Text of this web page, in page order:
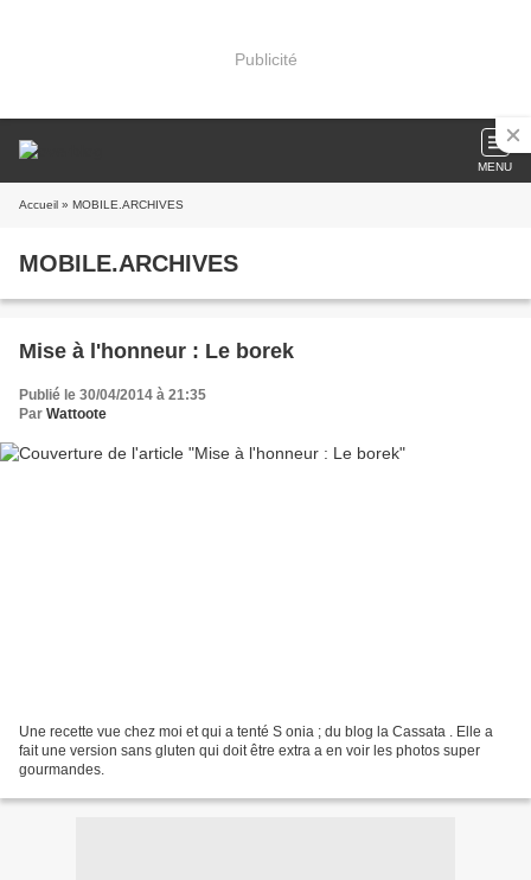
Publicité
MENU
Accueil » MOBILE.ARCHIVES
MOBILE.ARCHIVES
Mise à l'honneur : Le borek
Publié le 30/04/2014 à 21:35
Par Wattoote
Une recette vue chez moi et qui a tenté S onia ; du blog la Cassata . Elle a
fait une version sans gluten qui doit être extra a en voir les photos super
gourmandes.